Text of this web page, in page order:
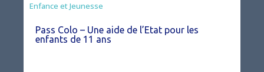
Animation
Enfance et Jeunesse
Pass Colo – Une aide de l’Etat pour les
enfants de 11 ans